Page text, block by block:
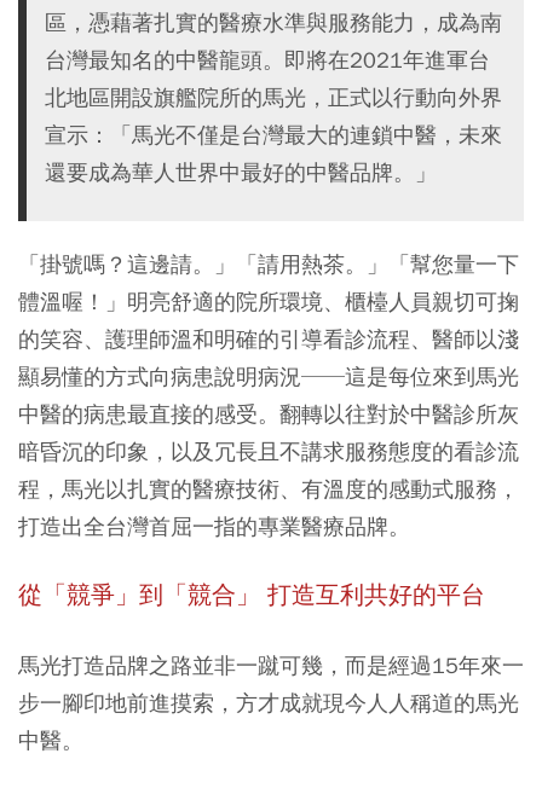
區，憑藉著扎實的醫療水準與服務能力，成為南
台灣最知名的中醫龍頭。即將在2021年進軍台
北地區開設旗艦院所的馬光，正式以行動向外界
宣示：「馬光不僅是台灣最大的連鎖中醫，未來
還要成為華人世界中最好的中醫品牌。」
「掛號嗎？這邊請。」「請用熱茶。」「幫您量一下
體溫喔！」明亮舒適的院所環境、櫃檯人員親切可掬
的笑容、護理師溫和明確的引導看診流程、醫師以淺
顯易懂的方式向病患說明病況──這是每位來到馬光
中醫的病患最直接的感受。翻轉以往對於中醫診所灰
暗昏沉的印象，以及冗長且不講求服務態度的看診流
程，馬光以扎實的醫療技術、有溫度的感動式服務，
打造出全台灣首屈一指的專業醫療品牌。
從「競爭」到「競合」 打造互利共好的平台
馬光打造品牌之路並非一蹴可幾，而是經過15年來一
步一腳印地前進摸索，方才成就現今人人稱道的馬光
中醫。